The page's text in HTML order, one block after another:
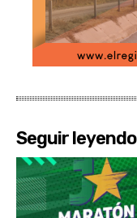
Seguir leyendo